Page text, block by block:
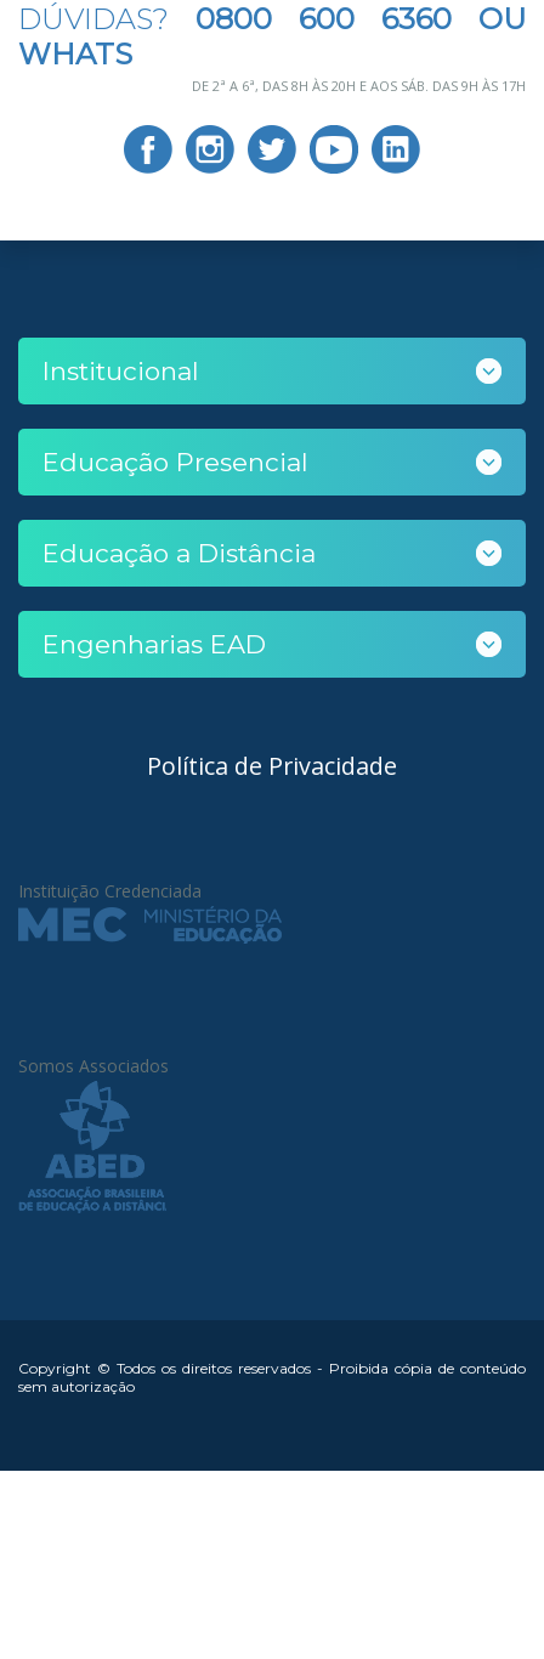
DÚVIDAS? 0800 600 6360 OU
WHATS
DE 2ª A 6ª, DAS 8H ÀS 20H E AOS SÁB. DAS 9H ÀS 17H
Institucional
Educação Presencial
Educação a Distância
Engenharias EAD
Política de Privacidade
Instituição Credenciada
Somos Associados
Copyright © Todos os direitos reservados - Proibida cópia de conteúdo
sem autorização